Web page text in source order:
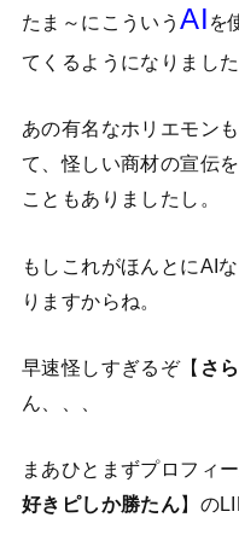
たま～にこういうAI を
てくるようになりました
あの有名なホリエモン
て、怪しい商材の宣伝
こともありましたし。
もしこれがほんとにAI
りますからね。
早速怪しすぎるぞ【 さら
ん、、、
まあひとまずプロフィ
好きピしか勝たん】の